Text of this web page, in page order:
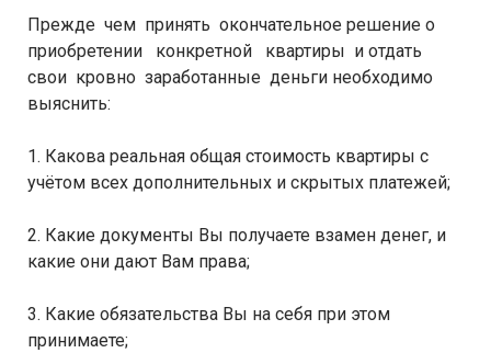
Прежде чем принять окончательное решение о
приобретении конкретной квартиры и отдать
свои кровно заработанные деньги необходимо
выяснить:
1. Какова реальная общая стоимость квартиры с
учётом всех дополнительных и скрытых платежей;
2. Какие документы Вы получаете взамен денег, и
какие они дают Вам права;
3. Какие обязательства Вы на себя при этом
принимаете;